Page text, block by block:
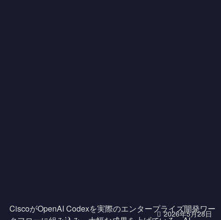
2026年5月28日
CiscoがOpenAI Codexを実際のエンタープライズ開発ワー